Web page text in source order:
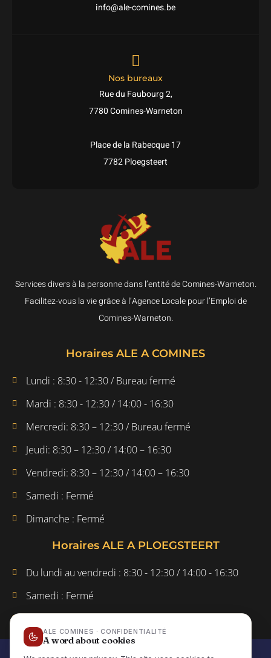
info@ale-comines.be
Nos bureaux
Rue du Faubourg 2,
7780 Comines-Warneton
Place de la Rabecque 17
7782 Ploegsteert
Services divers à la personne dans l’entité de Comines-Warneton.
Facilitez-vous la vie grâce à l’Agence Locale pour l’Emploi de
Comines-Warneton.
Horaires ALE A COMINES
Lundi : 8:30 - 12:30 / Bureau fermé
Mardi : 8:30 - 12:30 / 14:00 - 16:30
Mercredi: 8:30 – 12:30 / Bureau fermé
Jeudi: 8:30 – 12:30 / 14:00 – 16:30
Vendredi: 8:30 – 12:30 / 14:00 – 16:30
Samedi : Fermé
Dimanche : Fermé
Horaires ALE A PLOEGSTEERT
Du lundi au vendredi : 8:30 - 12:30 / 14:00 - 16:30
Samedi : Fermé